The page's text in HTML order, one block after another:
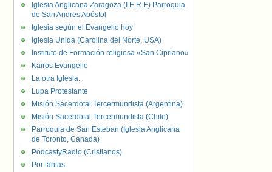
Iglesia Anglicana Zaragoza (I.E.R.E) Parroquia
de San Andres Apóstol
Iglesia según el Evangelio hoy
Iglesia Unida (Carolina del Norte, USA)
Instituto de Formación religiosa «San Cipriano»
Kairos Evangelio
La otra Iglesia.
Lupa Protestante
Misión Sacerdotal Tercermundista (Argentina)
Misión Sacerdotal Tercermundista (Chile)
Parroquia de San Esteban (Iglesia Anglicana
de Toronto, Canadá)
PodcastyRadio (Cristianos)
Por tantas